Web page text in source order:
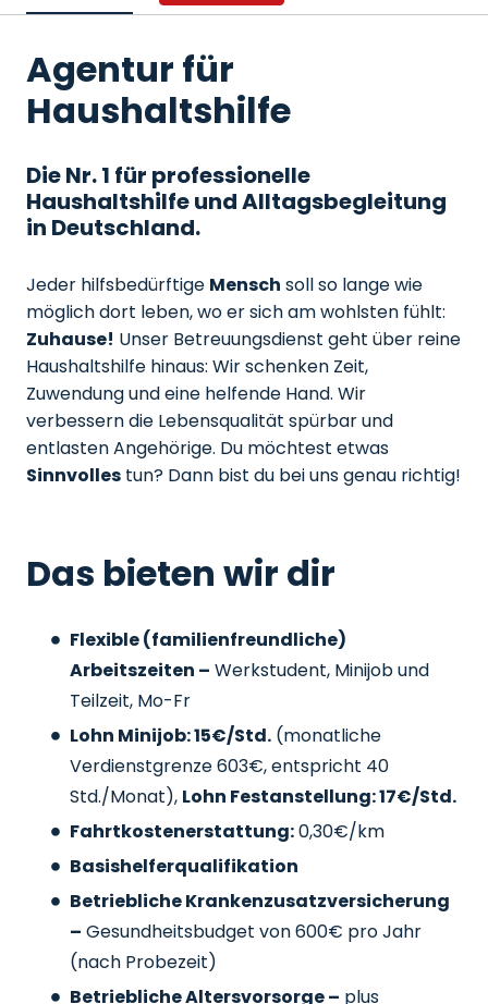
Agentur für
Haushaltshilfe
Die Nr. 1 für professionelle
Haushaltshilfe und Alltagsbegleitung
in Deutschland.
Jeder hilfsbedürftige Mensch soll so lange wie
möglich dort leben, wo er sich am wohlsten fühlt:
Zuhause! Unser Betreuungsdienst geht über reine
Haushaltshilfe hinaus: Wir schenken Zeit,
Zuwendung und eine helfende Hand. Wir
verbessern die Lebensqualität spürbar und
entlasten Angehörige. Du möchtest etwas
Sinnvolles tun? Dann bist du bei uns genau richtig!
Das bieten wir dir
Flexible (familienfreundliche)
Arbeitszeiten – Werkstudent, Minijob und
Teilzeit, Mo-Fr
Lohn Minijob: 15€/Std. (monatliche
Verdienstgrenze 603€, entspricht 40
Std./Monat), Lohn Festanstellung: 17€/Std.
Fahrtkostenerstattung:0,30€/km
Basishelferqualifikation
Betriebliche Krankenzusatzversicherung
– Gesundheitsbudget von 600€ pro Jahr
(nach Probezeit)
Betriebliche Altersvorsorge – plus